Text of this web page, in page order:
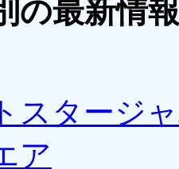
の最新情報
スタージ
ア